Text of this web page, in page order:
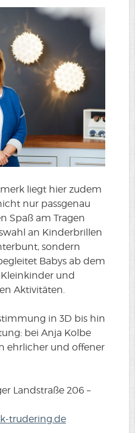
liegt hier zudem
nur passgenau
Spaß am Tragen
an Kinderbrillen
sondern
Babys ab dem
und
Aktivitäten.
in 3D bis hin
bei Anja Kolbe
ehrlicher und offener
Landstraße 206 –
trudering.de